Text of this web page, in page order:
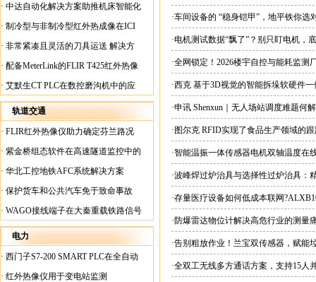
· 中达自动化解决方案助推机床智能化
升级
· 制冷型与非制冷型红外热成像在ICI
工厂内完美配合
· 非常紧凑且灵活的刀具运送 解决方
案
· 配备MeterLink的FLIR T425红外热像
仪帮助Medite Europe Ltd加快红外检测
工作速度
· 艾默生CT PLC在数控磨沟机中的应
用
轨道交通
· FLIR红外热像仪助力确定芬兰路况
· 紫金桥组态软件在高速隧道监控中的
应用
· 华北工控地铁AFC系统解决方案
· 保护货车和公共汽车免于致命事故
· WAGO接线端子在大秦重载铁路信号
楼设备中的应用
电力
· 西门子S7-200 SMART PLC在全自动
蓄电池短路内阻检测机上的应用
· 红外热像仪用于变电站监测
·车间设备的 “稳身铠甲”，地平铁你选
·电机测试数据“飘了”？别只盯电机，
·全网锁定！2026楼宇自控与能耗监
·西克 基于3D视觉的智能拆垛软硬件
·申讯 Shenxun｜无人场站调度难题何
·图尔克 RFID实现了食品生产领域的
·智能温振一体传感器电机双轴温度在
·波峰焊过炉治具与选择性过炉治具：
·存量医疗设备如何低成本联网
·防爆雷达物位计解决高危行业的测量
·告别粗放作业！兰宝双传感器，赋能
·全双工无线多方通话方案，支持15人